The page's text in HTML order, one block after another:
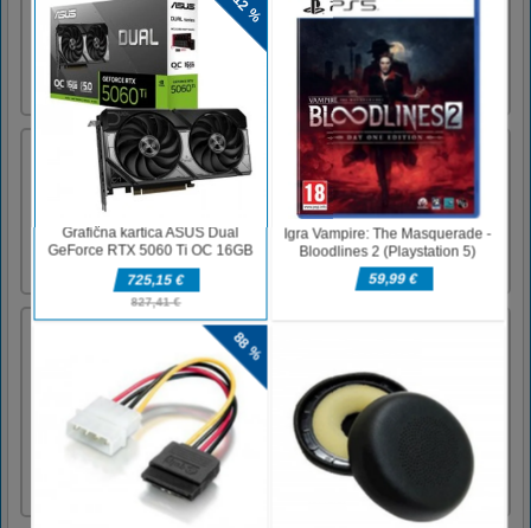
Uživajte v ujemanju s kartami in poglejmo,
koliko kartic si lahko preprosto zapomnite.Za
nadzor uporabite miško
StickMan Jump Fun
Stickman Jump Fun je zabavna zasvojljiva
spretnostna igra, ki vam pomaga sprostiti se
po delu ali učenju.Levi gumb miške - skočite
na stickmana
Stunt Car Challenge 3
Car Stunt 3D Game is an extreme car racing
game that gives racers the best fast and
furious speedway experience. You are joining
in races against time and don’t forget that time
waits for no one. Ramp your car up to feel the
speed and score as many Grand Prix wins as
possible.Ple [...]